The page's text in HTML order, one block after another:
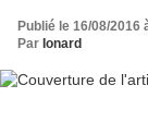
Publié le 16/08/2016
Par Ionard